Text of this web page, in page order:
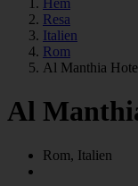
Hem
Resa
Italien
Rom
Al Manthia
Al
Rom, Italien